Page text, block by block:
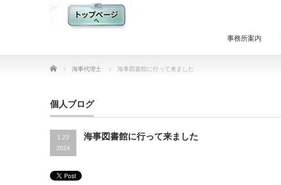
事務所案内
Home 海事代理士 海事図書館に行って来ました
個人ブログ
1.23
2024
海事図書館に行って来ました